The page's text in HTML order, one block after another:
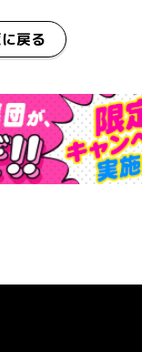
戻る